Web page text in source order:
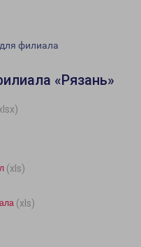
филиала
«Рязань»
(xls)
(xls)